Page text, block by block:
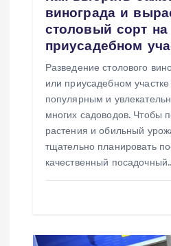
винограда и
столовый сорт на
приусадебном
Разведение столового
или приусадебном участке
популярным и
многих садоводов. Чтобы
растения и обильный
тщательно планировать
качественный